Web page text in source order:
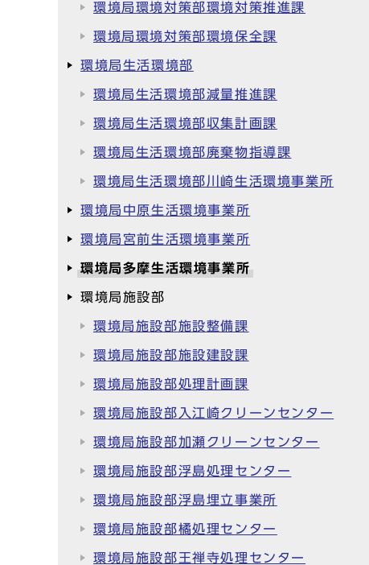
環境局環境対策部環境対策推進課
環境局環境対策部環境保全課
環境局生活環境部
環境局生活環境部減量推進課
環境局生活環境部収集計画課
環境局生活環境部廃棄物指導課
環境局生活環境部川崎生活環境事業所
環境局中原生活環境事業所
環境局宮前生活環境事業所
環境局多摩生活環境事業所
環境局施設部
環境局施設部施設整備課
環境局施設部施設建設課
環境局施設部処理計画課
環境局施設部入江崎クリーンセンター
環境局施設部加瀬クリーンセンター
環境局施設部浮島処理センター
環境局施設部浮島埋立事業所
環境局施設部橘処理センター
環境局施設部王禅寺処理センター